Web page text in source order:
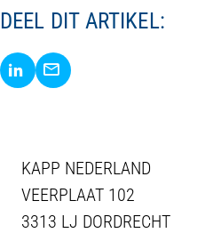
DEEL DIT ARTIKEL:
Delen via LinkedIn
Delen via E-Mail
KAPP NEDERLAND
VEERPLAAT 102
3313 LJ DORDRECHT